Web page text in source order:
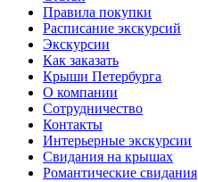
Правила покупки
Расписание экскурсий
Экскурсии
Как заказать
Крыши Петербурга
О компании
Сотрудничество
Контакты
Интерьерные экскурсии
Свидания на крышах
Романтические свидания